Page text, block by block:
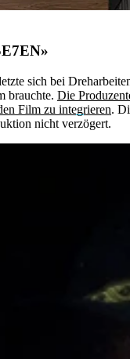
sich bei
brauchte. Die
Film zu integrieren.
nicht verzögert.